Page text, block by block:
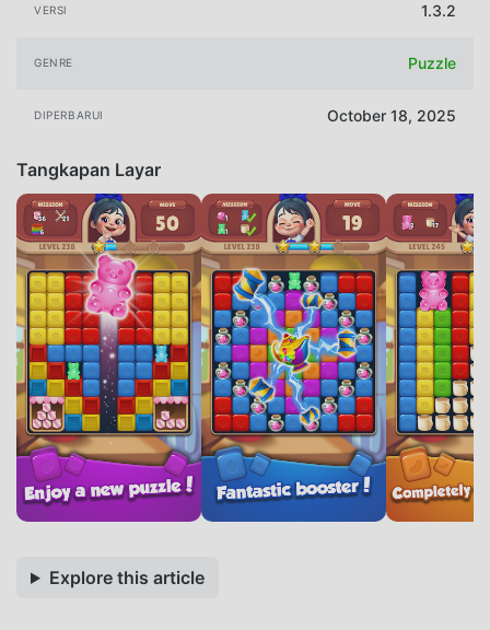
VERSI 1.3.2
GENRE Puzzle
DIPERBARUI October 18, 2025
Tangkapan Layar
Explore this article